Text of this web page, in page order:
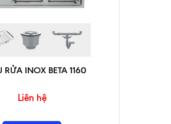
RỬA INOX BETA 1160
Liên hệ